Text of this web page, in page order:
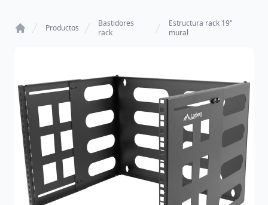
Productos
Bastidores
rack
Estructura rack 19"
mural